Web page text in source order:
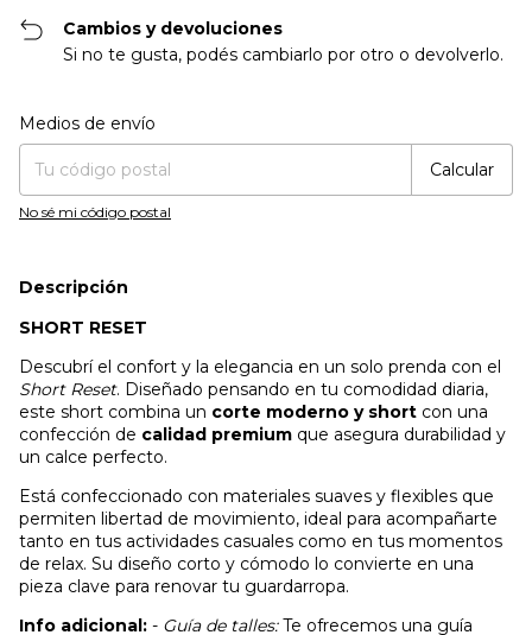
Cambios y devoluciones
Si no te gusta, podés cambiarlo por otro o devolverlo.
Entregas para el CP:
Medios de envío
Calcular
No sé mi código postal
Descripción
SHORT RESET
Descubrí el confort y la elegancia en un solo prenda con el
Short Reset. Diseñado pensando en tu comodidad diaria,
este short combina un corte moderno y short con una
confección de calidad premium que asegura durabilidad y
un calce perfecto.
Está confeccionado con materiales suaves y flexibles que
permiten libertad de movimiento, ideal para acompañarte
tanto en tus actividades casuales como en tus momentos
de relax. Su diseño corto y cómodo lo convierte en una
pieza clave para renovar tu guardarropa.
Info adicional: - Guía de talles:Te ofrecemos una guía